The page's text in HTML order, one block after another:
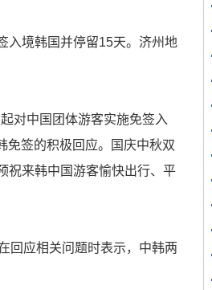
境韩国并停留15天。济州地
对中国团体游客实施免签入
免签的积极回应。国庆中秋双
祝来韩中国游客愉快出行、平
应相关问题时表示，中韩两